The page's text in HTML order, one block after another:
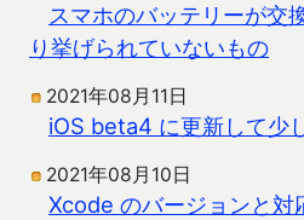
スマホのバッテリーが交
り挙げられていないもの
2021年08月11日
iOS beta4 に更新して少
2021年08月10日
Xcode のバージョンと対